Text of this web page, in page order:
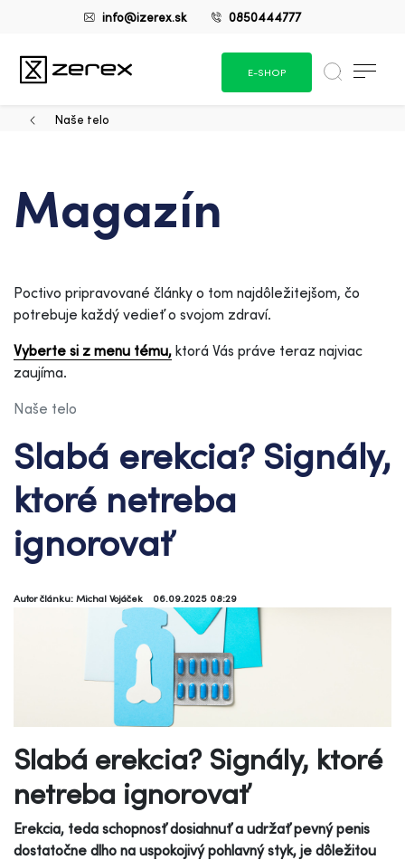
info@izerex.sk 0850444777
E-SHOP
Naše telo
Magazín
Poctivo pripravované články o tom najdôležitejšom, čo
potrebuje každý vedieť o svojom zdraví.
Vyberte si z menu tému, ktorá Vás práve teraz najviac
zaujíma.
Naše telo
Slabá erekcia? Signály,
ktoré netreba
ignorovať
Autor článku: Michal Vojáček 06.09.2025 08:29
Slabá erekcia? Signály, ktoré
netreba ignorovať
Erekcia, teda schopnosť dosiahnuť a udržať pevný penis
dostatočne dlho na uspokojivý pohlavný styk, je dôležitou